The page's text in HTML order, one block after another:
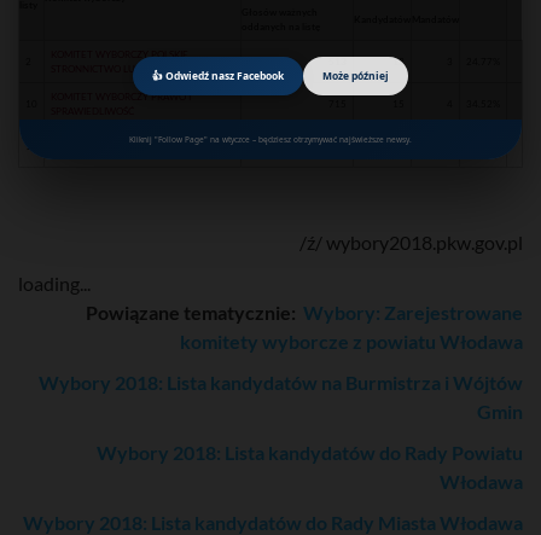
👍 Odwiedź nasz Facebook Może później
Kliknij "Follow Page" na wtyczce – będziesz otrzymywać najświeższe newsy.
KOMITET WYBORCZY POLSKIE
STRONNICTWO LUDOWE
13
KOMITET WYBORCZY PRAWO I
KOMITET WYBORCZY WYBORCÓW
843 14
/ź/ wybory2018.pkw.gov.pl
loading...
Powiązane tematycznie: Wybory: Zarejestrowane
komitety wyborcze z powiatu Włodawa
Wybory 2018: Lista kandydatów na Burmistrza i Wójtów
Gmin
Wybory 2018: Lista kandydatów do Rady Powiatu
Włodawa
Wybory 2018: Lista kandydatów do Rady Miasta Włodawa